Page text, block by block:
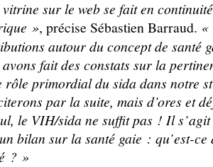
sur le web se fait en
», précise Sébastien Barraud. «
autour du concept de santé
fait des constats sur la
rôle primordial du sida dans notre
par la suite, mais d’ores et
le VIH/sida ne suffit pas ! Il
bilan sur la santé gaie : qu’est-ce
? »